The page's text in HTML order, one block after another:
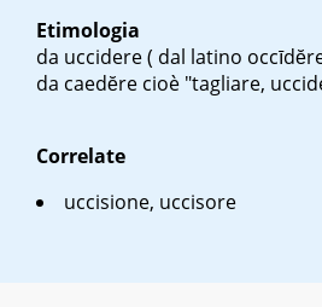
Etimologia
da uccidere ( dal latino
da caedĕre cioè "tagliare,
Correlate
uccisione, uccisore